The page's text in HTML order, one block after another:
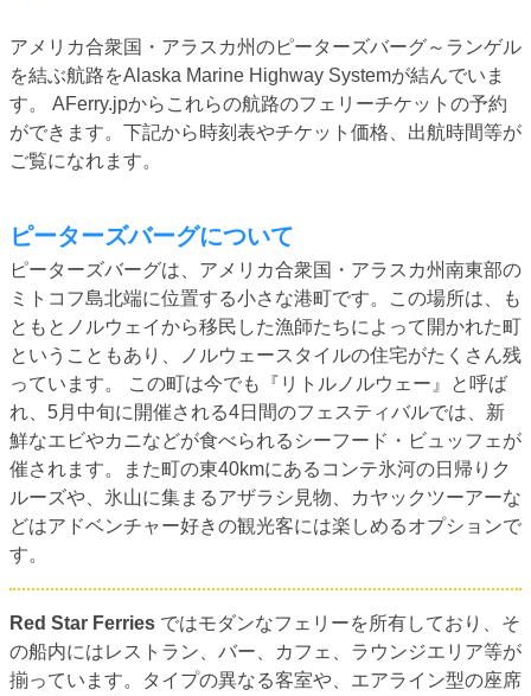
アメリカ合衆国・アラスカ州のピーターズバーグ～ランゲル
を結ぶ航路をAlaska Marine Highway Systemが結んでいま
す。 AFerry.jpからこれらの航路のフェリーチケットの予約
ができます。下記から時刻表やチケット価格、出航時間等が
ご覧になれます。
ピーターズバーグについて
ピーターズバーグは、アメリカ合衆国・アラスカ州南東部の
ミトコフ島北端に位置する小さな港町です。この場所は、も
ともとノルウェイから移民した漁師たちによって開かれた町
ということもあり、ノルウェースタイルの住宅がたくさん残
っています。 この町は今でも『リトルノルウェー』と呼ば
れ、5月中旬に開催される4日間のフェスティバルでは、新
鮮なエビやカニなどが食べられるシーフード・ビュッフェが
催されます。また町の東40kmにあるコンテ氷河の日帰りク
ルーズや、氷山に集まるアザラシ見物、カヤックツーアーな
どはアドベンチャー好きの観光客には楽しめるオプションで
す。
Red Star Ferries ではモダンなフェリーを所有しており、そ
の船内にはレストラン、バー、カフェ、ラウンジエリア等が
揃っています。タイプの異なる客室や、エアライン型の座席